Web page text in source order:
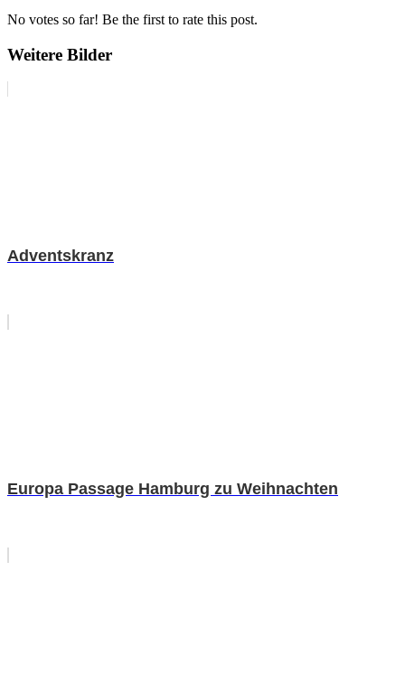
No votes so far! Be the first to rate this post.
Weitere Bilder
Adventskranz
Europa Passage Hamburg zu Weihnachten